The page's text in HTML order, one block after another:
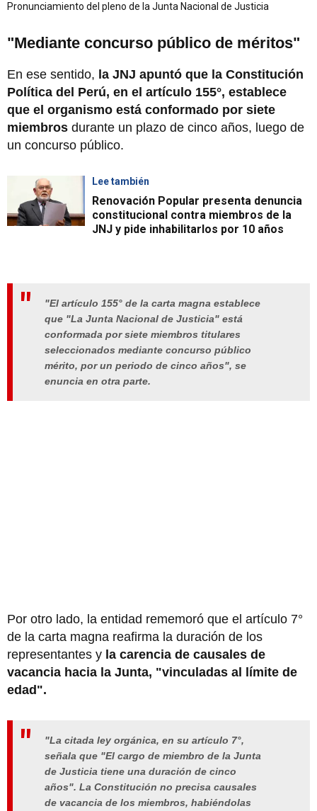
Pronunciamiento del pleno de la Junta Nacional de Justicia
"Mediante concurso público de méritos"
En ese sentido, la JNJ apuntó que la Constitución
Política del Perú, en el artículo 155°, establece
que el organismo está conformado por siete
miembros durante un plazo de cinco años, luego de
un concurso público.
Lee también
Renovación Popular presenta denuncia
constitucional contra miembros de la
JNJ y pide inhabilitarlos por 10 años
"El artículo 155° de la carta magna establece
que "La Junta Nacional de Justicia" está
conformada por siete miembros titulares
seleccionados mediante concurso público
mérito, por un periodo de cinco años", se
enuncia en otra parte.
Por otro lado, la entidad rememoró que el artículo 7°
de la carta magna reafirma la duración de los
representantes y la carencia de causales de
vacancia hacia la Junta, "vinculadas al límite de
edad".
"La citada ley orgánica, en su artículo 7°,
señala que "El cargo de miembro de la Junta
de Justicia tiene una duración de cinco
años". La Constitución no precisa causales
de vacancia de los miembros, habiéndolas